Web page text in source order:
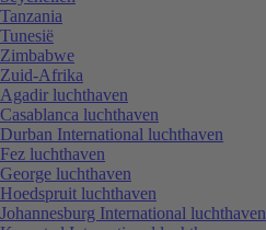
Tanzania
Tunesië
Zimbabwe
Zuid-Afrika
Agadir luchthaven
Casablanca luchthaven
Durban International luchthaven
Fez luchthaven
George luchthaven
Hoedspruit luchthaven
Johannesburg International luchthaven